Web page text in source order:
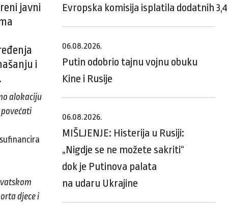
javni
i
alokaciju
djece i
Evropska komisija isplatila dodatnih
06.08.2026.
Putin odobrio tajnu vojnu obuku
Kine i Rusije
06.08.2026.
MIŠLJENJE: Histerija u Rusiji:
„Nigdje se ne možete sakriti“
dok je Putinova palata
na udaru Ukrajine